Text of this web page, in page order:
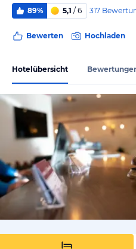
89% 5,1 / 6 317
Bewerten Hochladen
Hotelübersicht